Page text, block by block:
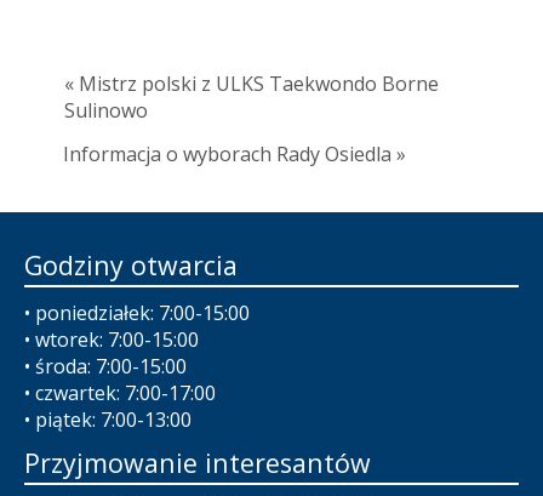
« Mistrz polski z ULKS Taekwondo Borne
Sulinowo
Informacja o wyborach Rady Osiedla »
Godziny otwarcia
• poniedziałek: 7:00-15:00
• wtorek: 7:00-15:00
• środa: 7:00-15:00
• czwartek: 7:00-17:00
• piątek: 7:00-13:00
Przyjmowanie interesantów